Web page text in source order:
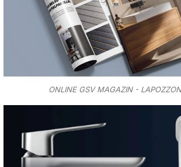
ONLINE GSV MAGAZIN -